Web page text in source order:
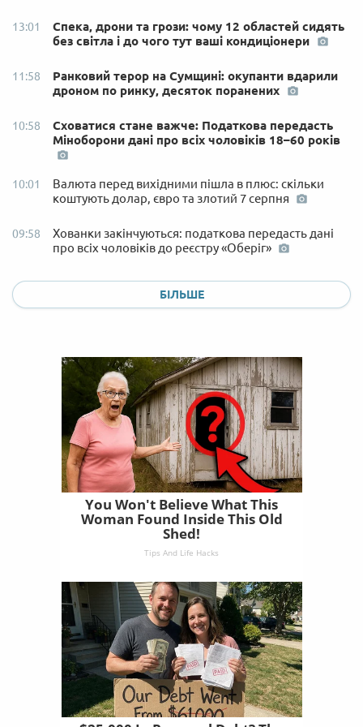
13:01
Спека, дрони та грози: чому 12 областей сидять
без світла і до чого тут ваші кондиціонери
11:58
Ранковий терор на Сумщині: окупанти вдарили
дроном по ринку, десяток поранених
10:58
Сховатися стане важче: Податкова передасть
Міноборони дані про всіх чоловіків 18–60 років
10:01
Валюта перед вихідними пішла в плюс: скільки
коштують долар, євро та злотий 7 серпня
09:58
Хованки закінчуються: податкова передасть дані
про всіх чоловіків до реєстру «Оберіг»
БІЛЬШЕ
You Won't Believe What This
Woman Found Inside This Old
Shed!
Tips And Life Hacks